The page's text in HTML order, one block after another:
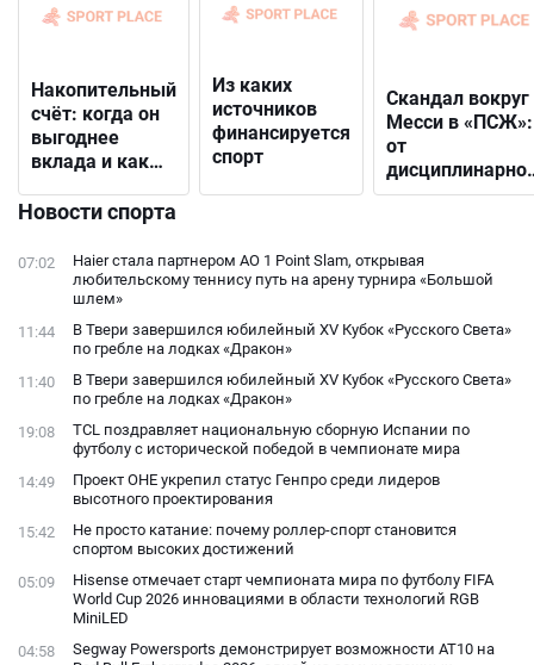
Накопительный
счёт: когда он
выгоднее
вклада и как
подходящий
Из каких
источников
финансируется
спорт
Скандал вокруг
Месси в «ПСЖ»:
от
решения до
фанатами
Новости спорта
07:02
Haier стала партнером AO 1 Point Slam, открывая
любительскому теннису путь на арену турнира «Большой
шлем»
11:44
В Твери завершился юбилейный XV Кубок «Русского Света»
по гребле на лодках «Дракон»
11:40
В Твери завершился юбилейный XV Кубок «Русского Света»
по гребле на лодках «Дракон»
19:08
TCL поздравляет национальную сборную Испании по
футболу с исторической победой в чемпионате мира
14:49
Проект ОНЕ укрепил статус Генпро среди лидеров
высотного проектирования
15:42
Не просто катание: почему роллер-спорт становится
спортом высоких достижений
05:09
Hisense отмечает старт чемпионата мира по футболу FIFA
World Cup 2026 инновациями в области технологий RGB
MiniLED
04:58
Segway Powersports демонстрирует возможности AT10 на